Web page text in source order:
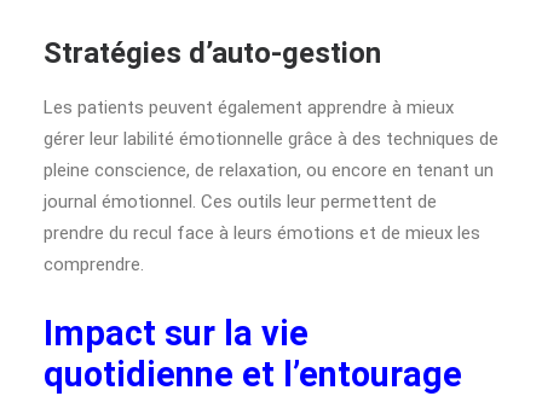
Stratégies d’auto-gestion
Les patients peuvent également apprendre à mieux
gérer leur labilité émotionnelle grâce à des techniques de
pleine conscience, de relaxation, ou encore en tenant un
journal émotionnel. Ces outils leur permettent de
prendre du recul face à leurs émotions et de mieux les
comprendre.
Impact sur la vie
quotidienne et l’entourage